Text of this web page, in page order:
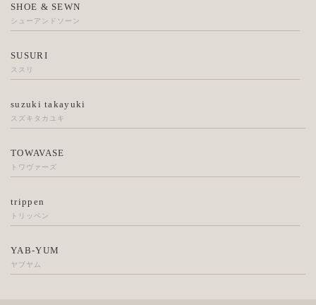
SHOE & SEWN
シューアンドソーン
SUSURI
ススリ
suzuki takayuki
スズキタカユキ
TOWAVASE
トワヴァーズ
trippen
トリッペン
YAB-YUM
ヤブヤム